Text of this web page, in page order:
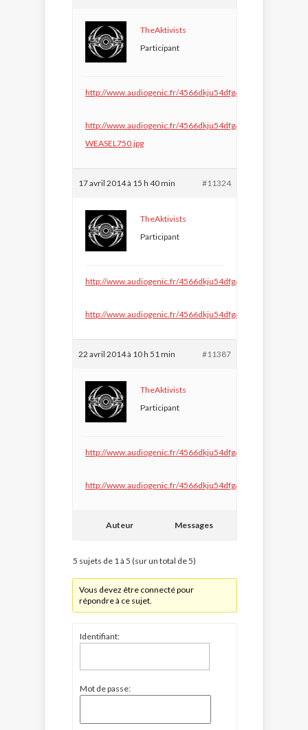
TheAktivists
Participant
http://www.audiogenic.fr/4566dkju54dfg/micropoint750.jpg
http://www.audiogenic.fr/4566dkju54dfg/MAT-
WEASEL750.jpg
17 avril 2014 à 15 h 40 min #11324
TheAktivists
Participant
http://www.audiogenic.fr/4566dkju54dfg/psiko750.jpg
http://www.audiogenic.fr/4566dkju54dfg/PRODUCER750-
22 avril 2014 à 10 h 51 min #11387
TheAktivists
Participant
http://www.audiogenic.fr/4566dkju54dfg/radium750.jpg
http://www.audiogenic.fr/4566dkju54dfg/TSF750-.jpg
Auteur Messages
5 sujets de 1 à 5 (sur un total de 5)
Vous devez être connecté pour
répondre à ce sujet.
Identifiant:
Mot de passe: